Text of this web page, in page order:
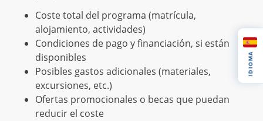
Coste total del programa (matrícula,
alojamiento, actividades)
Condiciones de pago y financiación, si están
disponibles
Posibles gastos adicionales (materiales,
excursiones, etc.)
Ofertas promocionales o becas que puedan
reducir el coste
IDIOMA